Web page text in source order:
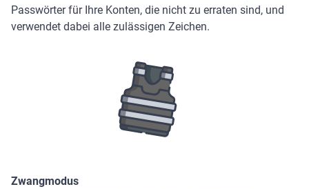
Passwörter für Ihre Konten, die nicht zu erraten sind, und
verwendet dabei alle zulässigen Zeichen.
Zwangmodus